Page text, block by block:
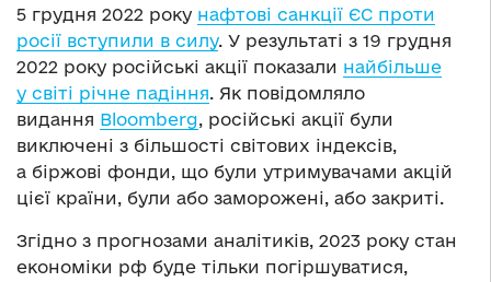
5 грудня 2022 року нафтові санкції ЄС проти
росії вступили в силу. У результаті з 19 грудня
2022 року російські акції показали найбільше
у світі річне падіння. Як повідомляло
видання Bloomberg, російські акції були
виключені з більшості світових індексів,
а біржові фонди, що були утримувачами акцій
цієї країни, були або заморожені, або закриті.
Згідно з прогнозами аналітиків, 2023 року стан
економіки рф буде тільки погіршуватися,